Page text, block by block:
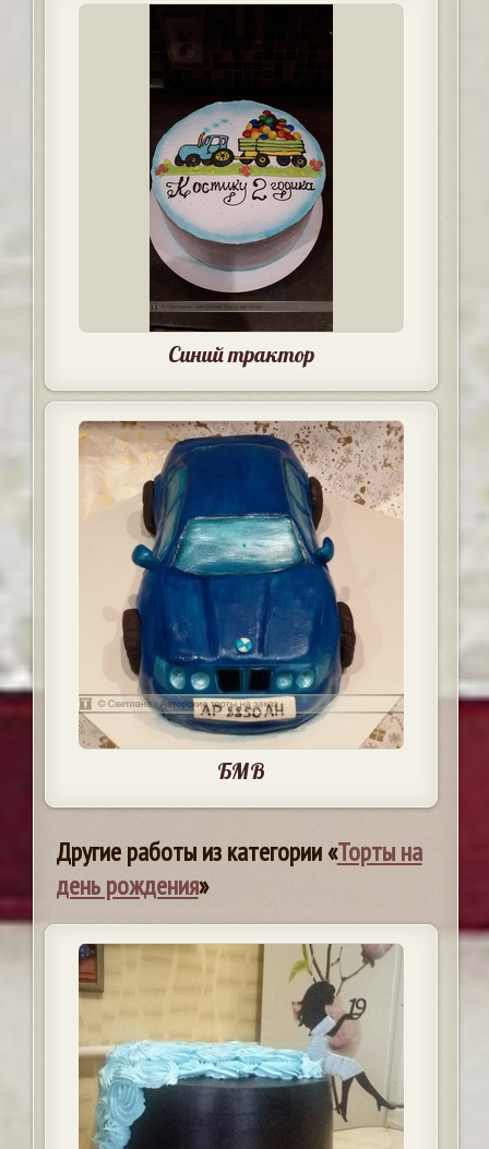
Синий трактор
БМВ
Другие работы из категории «Торты на
день рождения»